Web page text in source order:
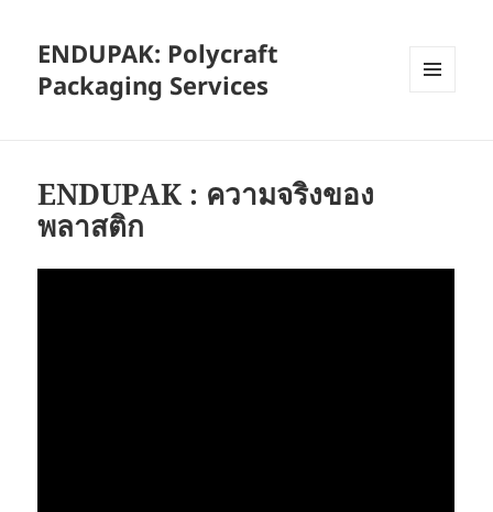
ENDUPAK: Polycraft
Packaging Services
ENDUPAK : ความจริงของ
พลาสติก